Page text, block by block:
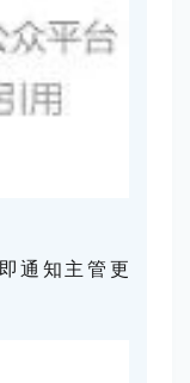
通知主管更